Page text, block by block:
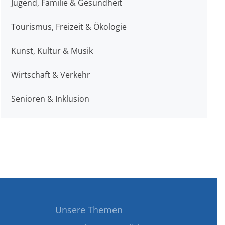
Jugend, Familie & Gesundheit
Tourismus, Freizeit & Ökologie
Kunst, Kultur & Musik
Wirtschaft & Verkehr
Senioren & Inklusion
Unsere Themen